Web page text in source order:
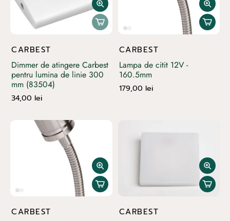
CARBEST
Dimmer de atingere Carbest
pentru lumina de linie 300
mm (83504)
34,00 lei
CARBEST
Lampa de citit 12V -
160.5mm
179,00 lei
CARBEST CARBEST